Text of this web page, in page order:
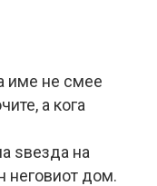
име не смее
a кога
ѕвезда на
неговиот дом.